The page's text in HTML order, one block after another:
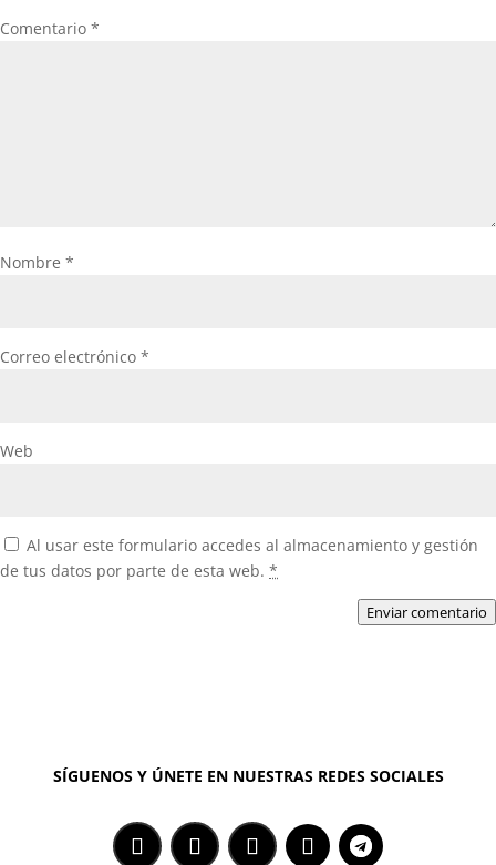
Comentario *
Nombre *
Correo electrónico *
Web
Al usar este formulario accedes al almacenamiento y gestión
de tus datos por parte de esta web. *
Enviar comentario
SÍGUENOS Y ÚNETE EN NUESTRAS REDES SOCIALES